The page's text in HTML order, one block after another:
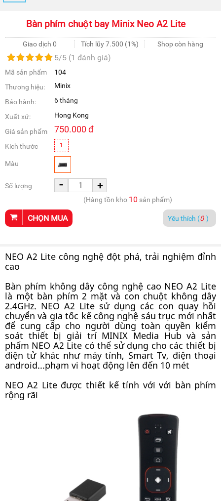
Bàn phím chuột bay Minix Neo A2 Lite
Giao dịch 0 Tích lũy7.500 (1%) Shop còn hàng
5/5 (1 đánh giá)
Mã sản phẩm
104
Thương hiệu:
Minix
Bảo hành: 6 tháng
Xuất xứ: Hong Kong
Giá sản phẩm 750.000 đ
Kích thước 1
Màu
Số lượng - +
(Hàng tồn kho 10 sản phẩm)
CHỌN MUA Yêu thích (0 )
NEO A2 Lite công nghệ đột phá, trải nghiệm đỉnh
cao
Bàn phím không dây công nghệ cao NEO A2 Lite
là một bàn phím 2 mặt và con chuột không dây
2.4GHz. NEO A2 Lite sử dụng các con quay hồi
chuyển và gia tốc kế công nghệ sáu trục mới nhất
để cung cấp cho người dùng toàn quyền kiểm
soát thiết bị giải trí MINIX Media Hub và sản
phẩm NEO A2 Lite có thể sử dụng cho các thiết bị
điện tử khác như máy tính, Smart Tv, điện thoại
android...phạm vi hoạt động lên đến 10 mét
NEO A2 Lite được thiết kế tính với với bàn phím
rộng rãi